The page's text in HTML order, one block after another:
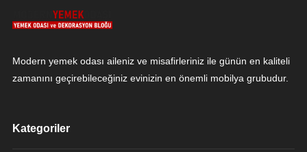
Modern yemek odası aileniz ve misafirleriniz ile günün en kaliteli
zamanını geçirebileceğiniz evinizin en önemli mobilya grubudur.
Kategoriler